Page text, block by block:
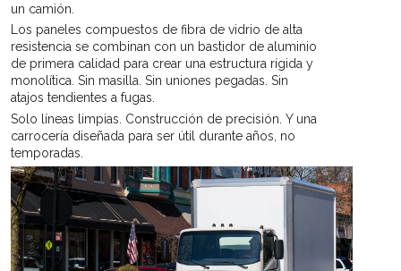
un camión.
Los paneles compuestos de fibra de vidrio de alta
resistencia se combinan con un bastidor de aluminio
de primera calidad para crear una estructura rígida y
monolítica. Sin masilla. Sin uniones pegadas. Sin
atajos tendientes a fugas.
Solo líneas limpias. Construcción de precisión. Y una
carrocería diseñada para ser útil durante años, no
temporadas.